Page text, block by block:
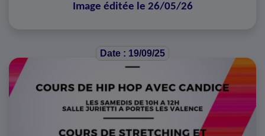
Image éditée le 26/05/26
Date : 19/09/25